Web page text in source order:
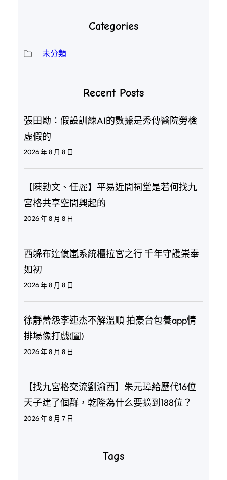
Categories
未分類
Recent Posts
張田勘：假設訓練AI的數據是秀傳醫院勞檢
虛假的
2026 年 8 月 8 日
【陳勃文、任麗】平易近間祠堂是若何找九
宮格共享空間興起的
2026 年 8 月 8 日
西躲布達億嵐系統櫃拉宮之行 千年守護崇奉
如初
2026 年 8 月 8 日
徐靜蕾怨李連杰不解溫順 拍豪台包養app情
排場像打戲(圖)
2026 年 8 月 8 日
【找九宮格交流劉渝西】朱元璋給歷代16位
天子建了個群，乾隆為什么要擴到188位？
2026 年 8 月 7 日
Tags